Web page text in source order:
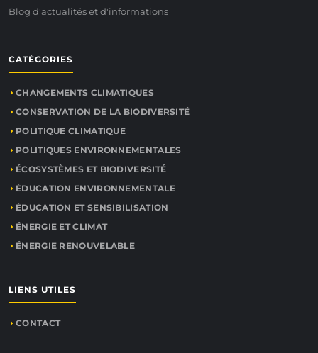
Blog d'actualités et d'informations
CATÉGORIES
CHANGEMENTS CLIMATIQUES
CONSERVATION DE LA BIODIVERSITÉ
POLITIQUE CLIMATIQUE
POLITIQUES ENVIRONNEMENTALES
ÉCOSYSTÈMES ET BIODIVERSITÉ
ÉDUCATION ENVIRONNEMENTALE
ÉDUCATION ET SENSIBILISATION
ÉNERGIE ET CLIMAT
ÉNERGIE RENOUVELABLE
LIENS UTILES
CONTACT